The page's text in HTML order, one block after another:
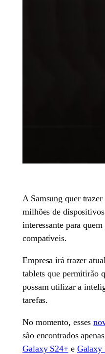
A Samsung quer
milhões de
interessante para
compatíveis.
Empresa irá trazer
tablets que permitirão
possam utilizar a
tarefas.
No momento, esses
são encontrados
Galaxy S24+e Galaxy